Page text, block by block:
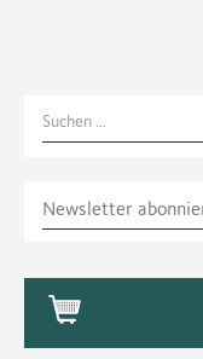
Suchen
nach: